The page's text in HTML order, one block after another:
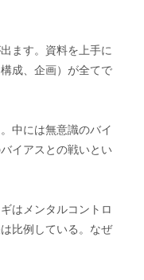
ます。資料を上手に
成、企画）が全てで
中には無意識のバイ
イアスとの戦いとい
はメンタルコントロ
比例している。なぜ